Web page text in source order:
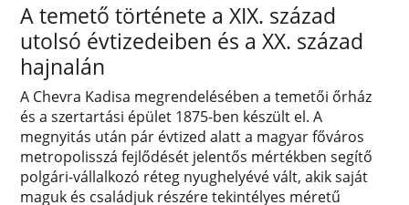
A temető története a XIX. század
utolsó évtizedeiben és a XX. század
hajnalán
A Chevra Kadisa megrendelésében a temetői őrház
és a szertartási épület 1875-ben készült el. A
megnyitás után pár évtized alatt a magyar főváros
metropolisszá fejlődését jelentős mértékben segítő
polgári-vállalkozó réteg nyughelyévé vált, akik saját
maguk és családjuk részére tekintélyes méretű